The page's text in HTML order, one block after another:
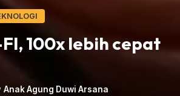
100x lebih cepat
Anak Agung Duwi Arsana